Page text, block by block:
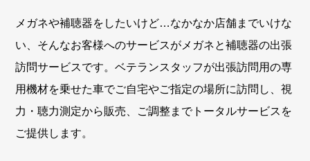
メガネや補聴器をしたいけど…なかなか店舗までいけな
い、そんなお客様へのサービスがメガネと補聴器の出張
訪問サービスです。ベテランスタッフが出張訪問用の専
用機材を乗せた車でご自宅やご指定の場所に訪問し、視
力・聴力測定から販売、ご調整までトータルサービスを
ご提供します。